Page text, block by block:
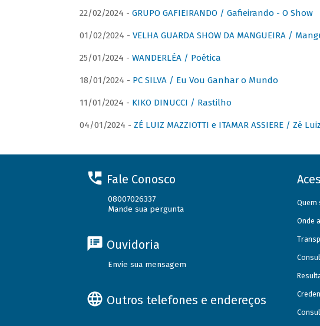
22/02/2024 - GRUPO GAFIEIRANDO / Gafieirando - O Show
01/02/2024 - VELHA GUARDA SHOW DA MANGUEIRA /
25/01/2024 - WANDERLÉA / Poética
18/01/2024 - PC SILVA / Eu Vou Ganhar o Mundo
11/01/2024 - KIKO DINUCCI / Rastilho
04/01/2024 - ZÉ LUIZ MAZZIOTTI e ITAMAR ASSIERE / Zé
Fale Conosco
08007026337
Mande sua pergunta
Ouvidoria
Envie sua mensagem
Outros telefones e endereços
Quem
Onde